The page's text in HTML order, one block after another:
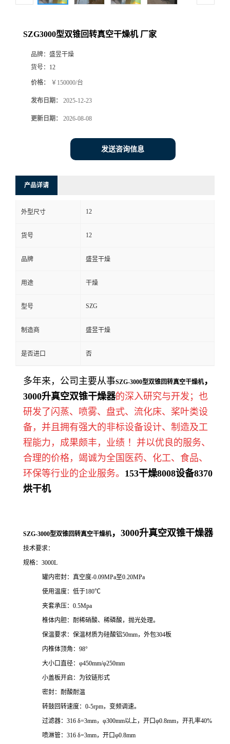
SZG3000型双锥回转真空干燥机 厂家
品牌： 盛昱干燥
货号： 12
价格： ￥150000/台
发布日期： 2025-12-23
更新日期： 2026-08-08
发送咨询信息
产品详请
外型尺寸 12
货号 12
品牌 盛昱干燥
用途 干燥
型号 SZG
制造商 盛昱干燥
是否进口 否
多年来，公司主要从事SZG-3000型双锥回转真空干燥机，
3000升真空双锥干燥器的深入研究与开发；也
研发了闪蒸、喷雾、盘式、流化床、桨叶类设
备，并且拥有强大的非标设备设计、制造及工
程能力，成果颇丰，业绩 ！并以优良的服务、
合理的价格，竭诚为全国医药、化工、食品、
环保等行业的企业服务。 153干燥8008设备8370
烘干机
SZG-3000型双锥回转真空干燥机， 3000升真空双锥干燥器
技术要求：
规格： 3000L
罐内密封：真空度-0.09MPa至0.20MPa
使用温度：低于180℃
夹套承压：0.5Mpa
椎体内胆：耐稀硝酸、稀磷酸，抛光处理。
保温要求：保温材质为硅酸铝50mm，外包304板
内椎体顶角：98°
大小口直径：φ450mm/φ250mm
小盖板开启：为铰链形式
密封：耐酸耐温
转鼓回转速度：0-5rpm，变频调速。
过滤器：316 δ=3mm，φ300mm以上，开口φ0.8mm，开孔率40%
喷淋管：316 δ=3mm，开口φ0.8mm